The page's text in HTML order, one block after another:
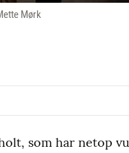
Mørk
som har netop